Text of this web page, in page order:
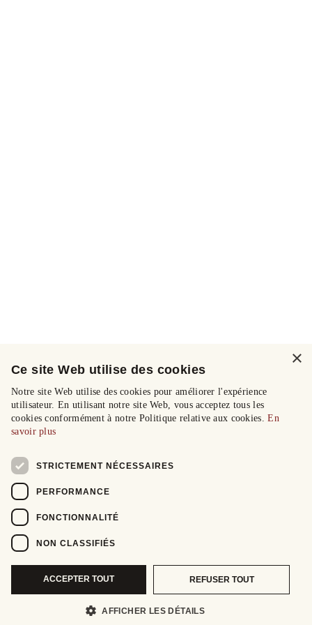
×
Ce site Web utilise des cookies
Notre site Web utilise des cookies pour améliorer l'expérience
utilisateur. En utilisant notre site Web, vous acceptez tous les
cookies conformément à notre Politique relative aux cookies.En
savoir plus
STRICTEMENT NÉCESSAIRES
PERFORMANCE
FONCTIONNALITÉ
NON CLASSIFIÉS
ACCEPTER TOUT REFUSER TOUT
AFFICHER LES DÉTAILS